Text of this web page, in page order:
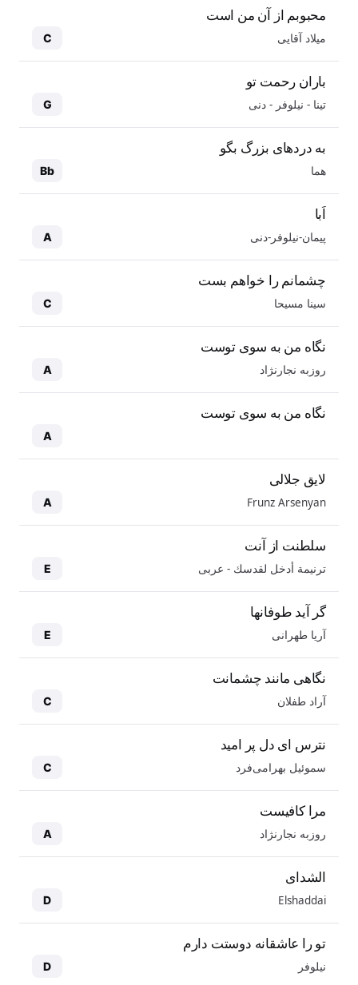
محبوبم از آن من است
میلاد آقایی C
باران رحمت تو
تینا - نیلوفر - دنی G
به دردهای بزرگ بگو
هما Bb
اَبا
پیمان-نیلوفر-دنی A
چشمانم را خواهم بست
سینا مسیحا C
نگاه من به سوی توست
روزبه نجارنژاد A
نگاه من به سوی توست
A
لایق جلالی
Frunz Arsenyan
A
سلطنت از آنت
ترنيمة أدخل لقدسك - عربی E
گر آید طوفانها
آریا طهرانی E
نگاهی مانند چشمانت
آراد طفلان C
نترس ای دل پر امید
سموئیل بهرامی‌فرد C
مرا کافیست
روزبه نجارنژاد A
الشدای
Elshaddai
D
تو را عاشقانه دوستت دارم
نیلوفر D